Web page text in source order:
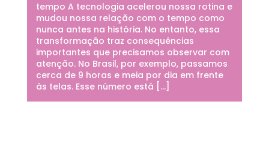
tempo A tecnologia acelerou nossa rotina e
mudou nossa relação com o tempo como
nunca antes na história. No entanto, essa
transformação traz consequências
importantes que precisamos observar com
atenção. No Brasil, por exemplo, passamos
cerca de 9 horas e meia por dia em frente
às telas. Esse número está […]